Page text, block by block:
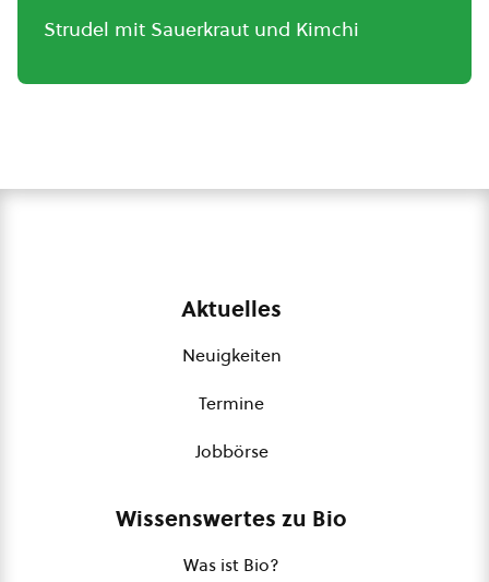
Strudel mit Sauerkraut und Kimchi
Aktuelles
Neuigkeiten
Termine
Jobbörse
Wissenswertes zu Bio
Was ist Bio?